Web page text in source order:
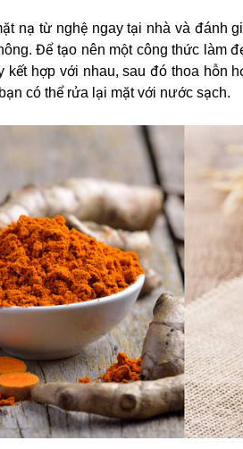
nạ từ nghệ ngay tại nhà và đánh
Để tạo nên một công thức làm
kết hợp với nhau, sau đó thoa hỗn
có thể rửa lại mặt với nước sạch.